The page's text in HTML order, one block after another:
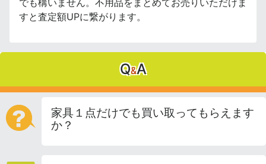
でも構いません。不用品をまとめてお売りいただけま
すと査定額UPに繋がります。
Q&A
家具１点だけでも買い取ってもらえます
か？